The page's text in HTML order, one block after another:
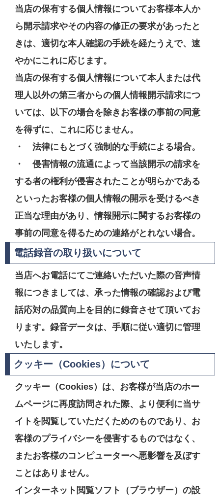
当店の保有する個人情報についてお客様本人か
ら開示請求やその内容の修正の要求があったと
きは、適切な本人確認の手続を経たうえで、速
やかにこれに応じます。
当店の保有する個人情報について本人または代
理人以外の第三者からの個人情報開示請求につ
いては、以下の場合を除きお客様の事前の同意
を得ずに、これに応じません。
・ 法律にもとづく強制的な手続による場合。
・ 侵害情報の流通によって当該開示の請求を
する者の権利が侵害されたことが明らかである
といったお客様の個人情報の開示を受けるべき
正当な理由があり、情報開示に関するお客様の
事前の同意を得るための連絡がとれない場合。
電話録音の取り扱いについて
当店へお電話にてご連絡いただいた際の音声情
報につきましては、承った情報の確認および電
話応対の品質向上を目的に録音させて頂いてお
ります。録音データは、手順に従い適切に管理
いたします。
クッキー（Cookies）について
クッキー（Cookies）は、お客様が当店のホー
ムページに再度訪問された際、より便利に当サ
イトを閲覧していただくためのものであり、お
客様のプライバシーを侵害するものではなく、
またお客様のコンピューターへ悪影響を及ぼす
ことはありません。
インターネット閲覧ソフト（ブラウザー）の設